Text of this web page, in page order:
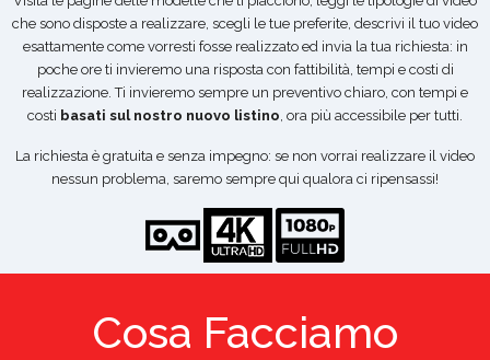
che sono disposte a realizzare, scegli le tue preferite, descrivi il tuo video
esattamente come vorresti fosse realizzato ed invia la tua richiesta: in
poche ore ti invieremo una risposta con fattibilità, tempi e costi di
realizzazione. Ti invieremo sempre un preventivo chiaro, con tempi e
costi basati sul nostro nuovo listino, ora più accessibile per tutti.
La richiesta è gratuita e senza impegno: se non vorrai realizzare il video
nessun problema, saremo sempre qui qualora ci ripensassi!
Cosa Facciamo